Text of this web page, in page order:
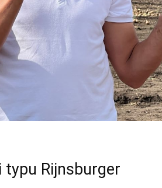
typu Rijnsburger